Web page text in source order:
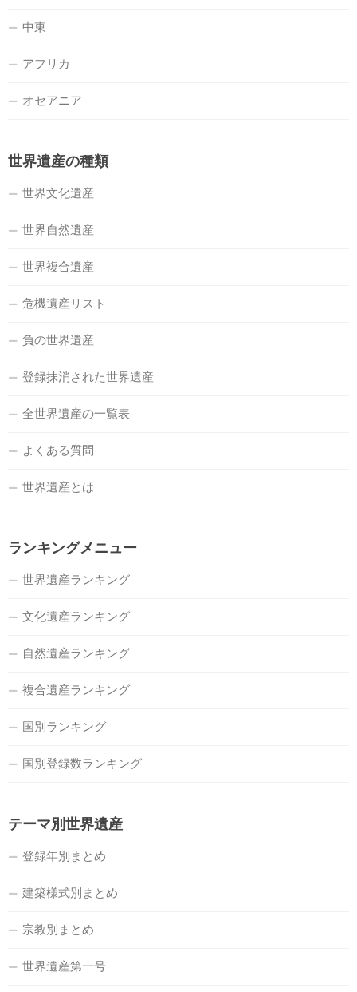
中東
アフリカ
オセアニア
世界遺産の種類
世界文化遺産
世界自然遺産
世界複合遺産
危機遺産リスト
負の世界遺産
登録抹消された世界遺産
全世界遺産の一覧表
よくある質問
世界遺産とは
ランキングメニュー
世界遺産ランキング
文化遺産ランキング
自然遺産ランキング
複合遺産ランキング
国別ランキング
国別登録数ランキング
テーマ別世界遺産
登録年別まとめ
建築様式別まとめ
宗教別まとめ
世界遺産第一号